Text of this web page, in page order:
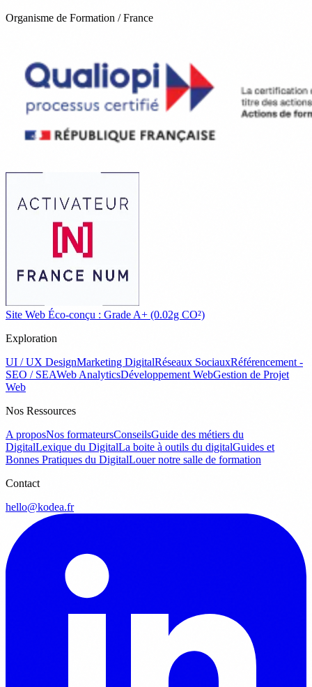
Organisme de Formation / France
Site Web Éco-conçu : Grade A+ (0.02g CO²)
Exploration
UI / UX DesignMarketing DigitalRéseaux SociauxRéférencement -
SEO / SEAWeb AnalyticsDéveloppement WebGestion de Projet
Web
Nos Ressources
A proposNos formateursConseilsGuide des métiers du
DigitalLexique du DigitalLa boite à outils du digitalGuides et
Bonnes Pratiques du DigitalLouer notre salle de formation
Contact
hello@kodea.fr